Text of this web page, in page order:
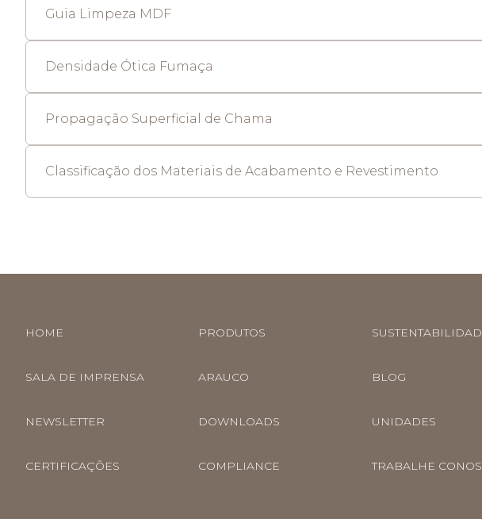
Guia Limpeza MDF
Densidade Ótica Fumaça
Propagação Superficial de Chama
Classificação dos Materiais de Acabamento e Revestimento
HOME PRODUTOS
SALA DE IMPRENSA ARAUCO BLOG
NEWSLETTER DOWNLOADS UNIDADES
CERTIFICAÇÕES COMPLIANCE TRABALHE